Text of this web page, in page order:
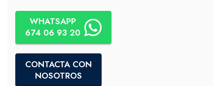
WHATSAPP
674 06 93 20
CONTACTA CON
NOSOTROS